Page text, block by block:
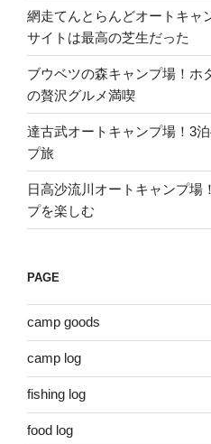
網走てんとらんどオートキャ
サイトは最高の芝生だった
ブウベツの森キャンプ場！ホ
の贅沢グルメ満喫
達古武オートキャンプ場！3
プ旅
日高沙流川オートキャンプ場
プを楽しむ
PAGE
camp goods
camp log
fishing log
food log